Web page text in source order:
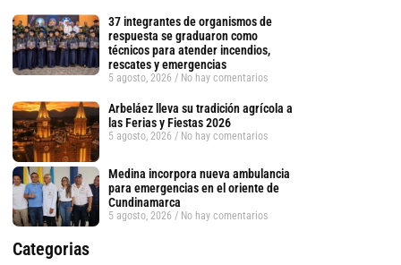
37 integrantes de organismos de
respuesta se graduaron como
técnicos para atender incendios,
rescates y emergencias
5 agosto, 2026 No hay comentarios
Arbeláez lleva su tradición agrícola a
las Ferias y Fiestas 2026
5 agosto, 2026 No hay comentarios
Medina incorpora nueva ambulancia
para emergencias en el oriente de
Cundinamarca
5 agosto, 2026 No hay comentarios
Categorias